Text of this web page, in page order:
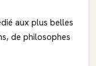
aux plus belles
de philosophes